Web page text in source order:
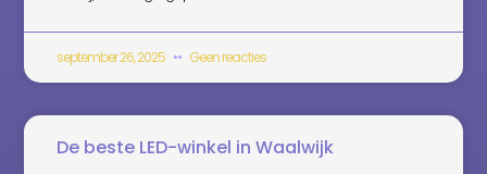
september 26, 2025 Geen reacties
De beste LED-winkel in Waalwijk